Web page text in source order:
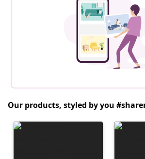
Our products, styled by you